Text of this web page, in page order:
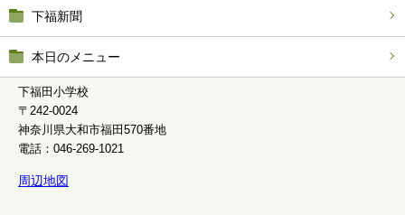
下福新聞
本日のメニュー
下福田小学校
〒242-0024
神奈川県大和市福田570番地
電話：046-269-1021
周辺地図